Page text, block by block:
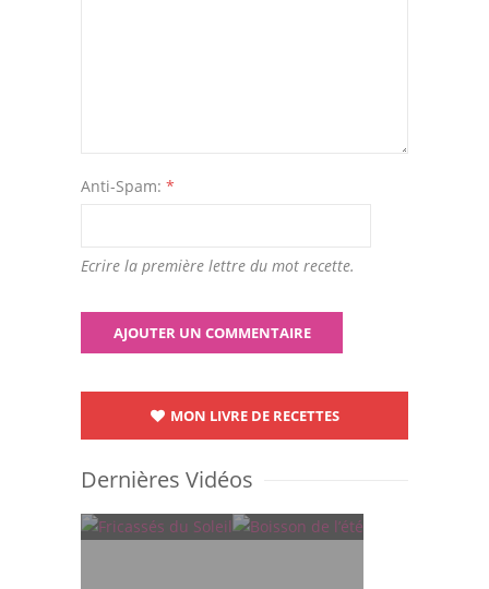
Anti-Spam: *
Ecrire la première lettre du mot recette.
MON LIVRE DE RECETTES
Dernières Vidéos